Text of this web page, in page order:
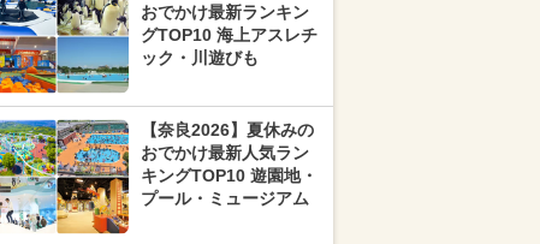
おでかけ最新ランキン
グTOP10 海上アスレチ
ック・川遊びも
【奈良2026】夏休みの
おでかけ最新人気ラン
キングTOP10 遊園地・
プール・ミュージアム